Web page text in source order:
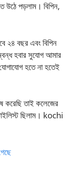
উঠে পড়লাম। বিপিন,
২৪ বছর এবং বিপিন
হবার সুযোগ আমার
হতে না হতেই
করেছি তাই কলেজের
ছিলাম। kochi